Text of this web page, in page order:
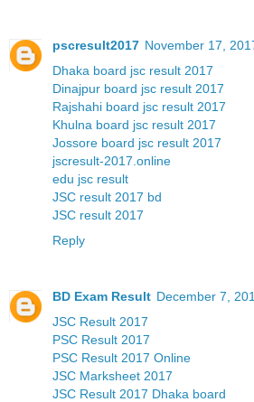
pscresult2017 November 17,
Dhaka board jsc result 2017
Dinajpur board jsc result 2017
Rajshahi board jsc result 2017
Khulna board jsc result 2017
Jossore board jsc result 2017
jscresult-2017.online
edu jsc result
JSC result 2017 bd
JSC result 2017
Reply
BD Exam Result December 7,
JSC Result 2017
PSC Result 2017
PSC Result 2017 Online
JSC Marksheet 2017
JSC Result 2017 Dhaka board